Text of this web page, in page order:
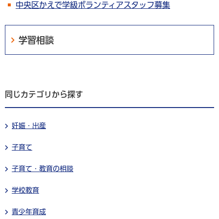
中央区かえで学級ボランティアスタッフ募集
学習相談
同じカテゴリから探す
妊娠・出産
子育て
子育て・教育の相談
学校教育
青少年育成